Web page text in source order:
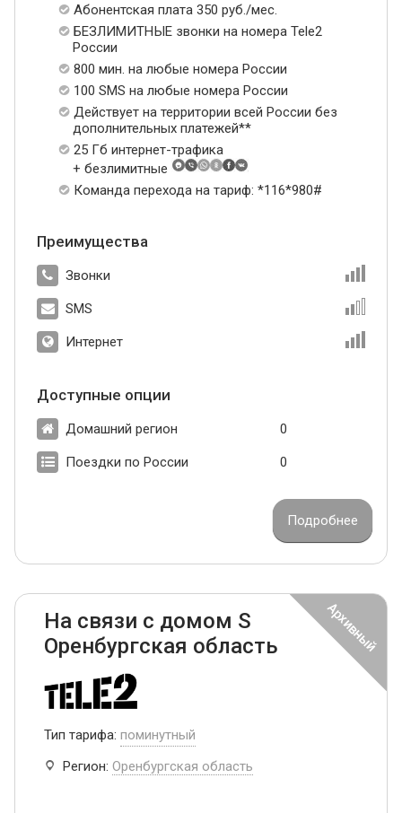
Абонентская плата 350 руб./мес.
БЕЗЛИМИТНЫЕ звонки на номера Tele2
России
800 мин. на любые номера России
100 SMS на любые номера России
Действует на территории всей России без
дополнительных платежей**
25 Гб интернет-трафика
+ безлимитные
Команда перехода на тариф: *116*980#
Преимущества
Звонки
SMS
Интернет
Доступные опции
Домашний регион 0
Поездки по России 0
Подробнее
На связи с домом S
Оренбургская область
Тип тарифа: поминутный
Регион: Оренбургская область